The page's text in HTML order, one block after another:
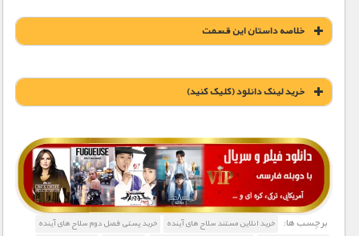
خلاصه داستان این قسمت
خريد لينک دانلود (کليک کنيد)
1900 تومان – خريد لينک دانلود (افزودن به سبد خريد)
برچسب ها: خرید انلاین مستند سلاح های آینده
خرید پستی فصل دوم سلاح های آینده